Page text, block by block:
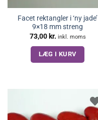
Facet rektangler i ‘ny jade’
9×18 mm streng
73,00 kr. inkl. moms
LÆG I KURV